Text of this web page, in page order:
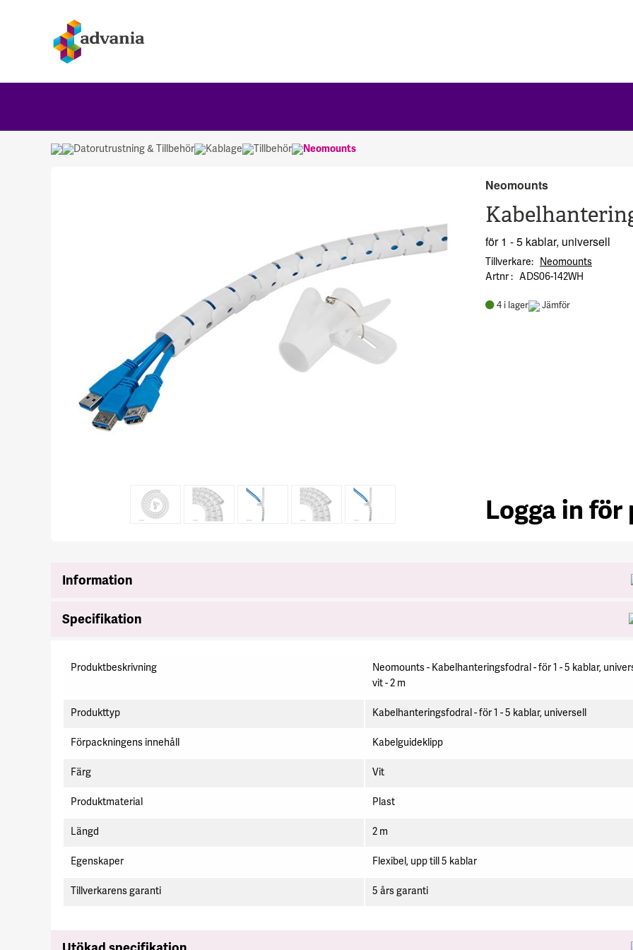
Datorutrustning & Tillbehör Kablage Tillbehör Neomounts
Neomounts
för 1 - 5 kablar, universell
Tillverkare
Neomounts
Artnr
ADS06-142WH
4 i lager Jämför
Logga in för
Information
Specifikation
Produktbeskrivning
Neomounts - Kabelhanteringsfodral - för 1 - 5 kablar,
vit - 2 m
Produkttyp Kabelhanteringsfodral - för 1 - 5 kablar, universell
Förpackningens innehåll Kabelguideklipp
Färg Vit
Produktmaterial Plast
Längd 2 m
Egenskaper Flexibel, upp till 5 kablar
Tillverkarens garanti 5 års garanti